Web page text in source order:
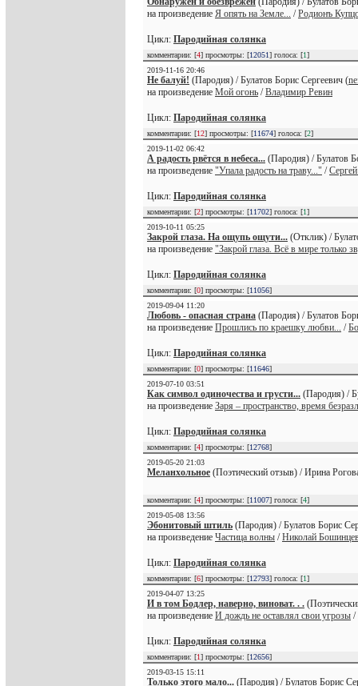
на произведение Я опять на Земле... /Родионъ
Цикл: Пародийная солянка
комментарии: [4] просмотры: [12051] голоса: [1]
2019-11-16 20:46
Не балуй! (Пародия) / Булатов Борис Сергеевич (
на произведение Мой огонь /Владимир Ревин
Цикл: Пародийная солянка
комментарии: [12] просмотры: [11674] голоса: [2]
2019-11-02 06:42
А радость рвётся в небеса... (Пародия) / Булатов
на произведение "Упала радость на траву..." /
Цикл: Пародийная солянка
комментарии: [2] просмотры: [11702] голоса: [1]
2019-10-11 05:25
Закрой глаза. На ощупь ощути... (Отклик) /
на произведение "Закрой глаза. Всё в мире только
Цикл: Пародийная солянка
комментарии: [0] просмотры: [11056]
2019-09-04 11:20
Любовь - опасная страна (Пародия) / Булатов
на произведение Прошлись по краешку любви... /
Цикл: Пародийная солянка
комментарии: [0] просмотры: [11646]
2019-07-10 03:51
Как символ одиночества и грусти... (Пародия) /
на произведение Заря – пространство, время
Цикл: Пародийная солянка
комментарии: [4] просмотры: [12768]
2019-05-20 21:03
Меланхольное (Поэтический отзыв) / Ирина
комментарии: [4] просмотры: [11007] голоса: [4]
2019-05-08 13:56
Эбонитовый штиль (Пародия) / Булатов Борис
на произведение Частица волны /Николай
Цикл: Пародийная солянка
комментарии: [6] просмотры: [12793] голоса: [1]
2019-04-07 13:25
И в том Бодлер, наверно, виноват. . .
на произведение И дождь не оставлял свои угрозы /
Цикл: Пародийная солянка
комментарии: [1] просмотры: [12656]
2019-03-15 15:11
Только этого мало... (Пародия) / Булатов Борис